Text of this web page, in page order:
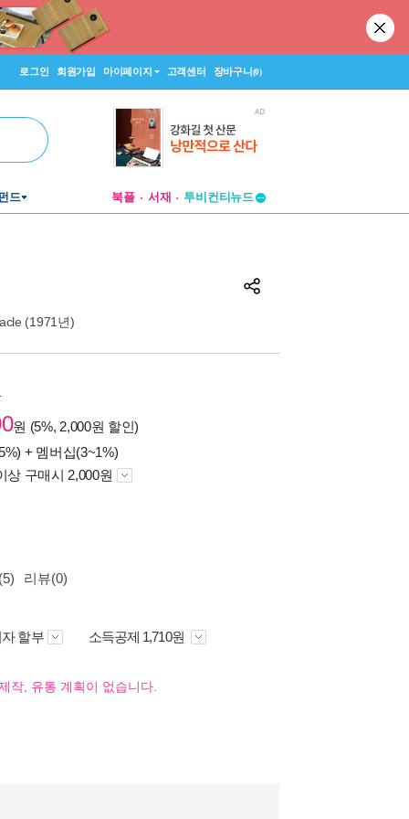
로그인 회원가입 마이페이지 고객센터 장바구니(0)
드 북플 서재
창작플랫폼
(1971년)
원 (5%, 2,000원 할인)
+ 멤버십(3~1%)
상 구매시 2,000원
리뷰(0)
할부 소득공제 1,710원
작, 유통 계획이 없습니다.